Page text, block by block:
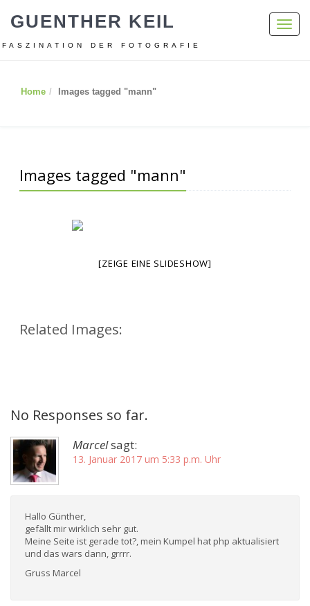
GUENTHER KEIL
FASZINATION DER FOTOGRAFIE
Home Images tagged "mann"
Images tagged "mann"
[ZEIGE EINE SLIDESHOW]
Related Images:
No Responses so far.
Marcelsagt:
13. Januar 2017 um 5:33 p.m. Uhr
Hallo Günther,
gefällt mir wirklich sehr gut.
Meine Seite ist gerade tot?, mein Kumpel hat php aktualisiert
und das wars dann, grrrr.
Gruss Marcel